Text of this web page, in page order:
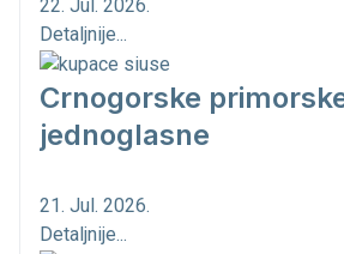
22. Jul. 2026.
Detaljnije...
Crnogorske
jednoglasne
21. Jul. 2026.
Detaljnije...